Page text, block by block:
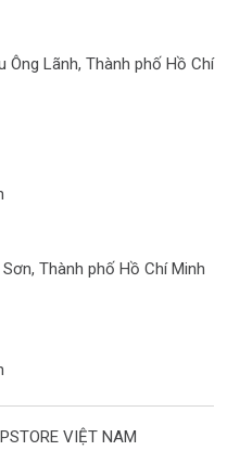
Ông Lãnh, Thành phố Hồ Chí
Thành phố Hồ Chí Minh
VIỆT NAM